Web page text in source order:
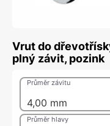
Vrut do
plný závit, pozink
4,00 mm
Průměr závitu
Průměr hlavy